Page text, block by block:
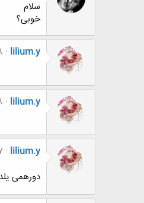
سلام
خوبی؟
lilium.y
lilium.y
lilium.y
دورهمی